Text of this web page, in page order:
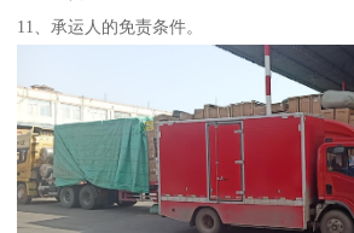
11、承运人的免责条件。